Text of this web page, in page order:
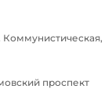
проспект